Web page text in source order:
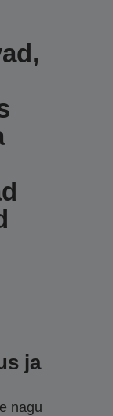
ja
nagu